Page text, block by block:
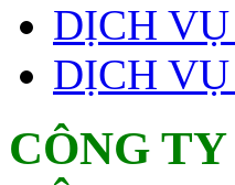
DỊCH
DỊCH
CÔNG